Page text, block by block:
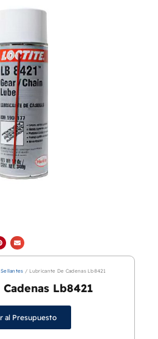
/ Lubricante De Cadenas Lb8421
Lb8421
al Presupuesto